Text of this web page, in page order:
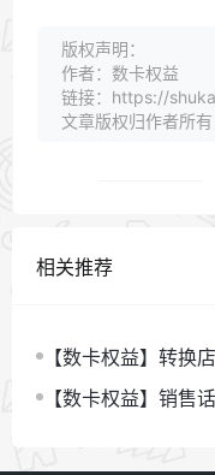
版权声明：
作者：数卡权益
链接：https://
文章版权归作者所有
相关推荐
【数卡权益】转换
【数卡权益】销售